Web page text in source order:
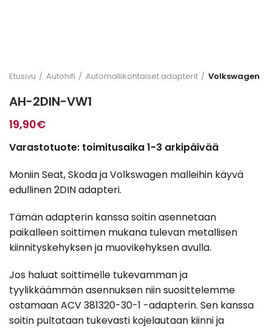
Etusivu Autohifi Automallikohtaiset adapterit Volkswagen
AH-2DIN-VW1
19,90€
Varastotuote: toimitusaika 1-3 arkipäivää
Moniin Seat, Skoda ja Volkswagen malleihin käyvä
edullinen 2DIN adapteri.
Tämän adapterin kanssa soitin asennetaan
paikalleen soittimen mukana tulevan metallisen
kiinnityskehyksen ja muovikehyksen avulla.
Jos haluat soittimelle tukevamman ja
tyylikkäämmän asennuksen niin suosittelemme
ostamaan ACV 381320-30-1 -adapterin. Sen kanssa
soitin pultataan tukevasti kojelautaan kiinni ja